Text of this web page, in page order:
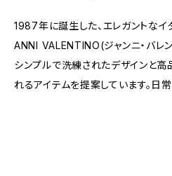
1987年に誕生した、エレガントなイ
ANNI VALENTINO(ジャンニ・バレン
シンプルで洗練されたデザインと高
れるアイテムを提案しています。日